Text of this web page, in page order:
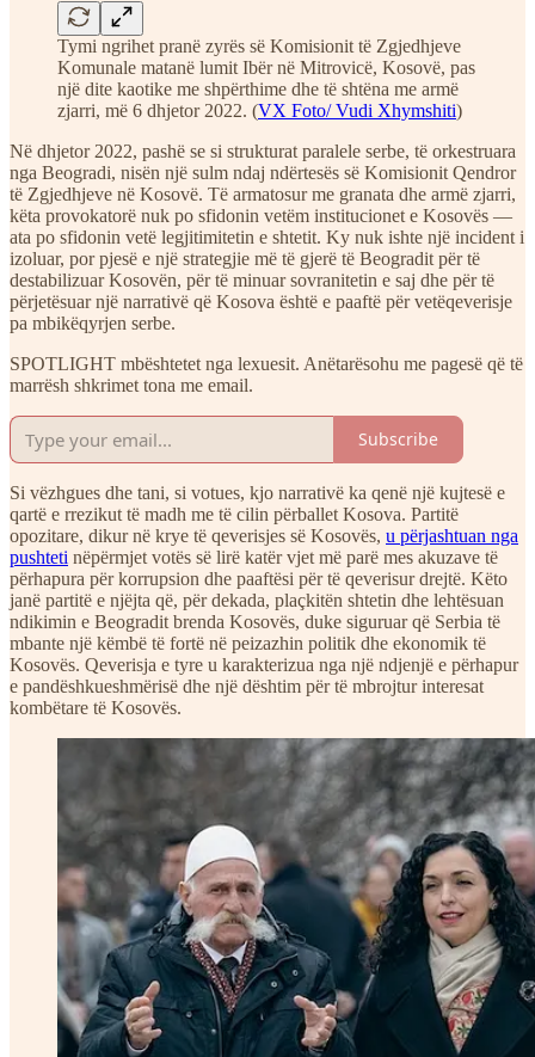
Tymi ngrihet pranë zyrës së Komisionit të Zgjedhjeve
Komunale matanë lumit Ibër në Mitrovicë, Kosovë, pas
një dite kaotike me shpërthime dhe të shtëna me armë
zjarri, më 6 dhjetor 2022. (VX Foto/ Vudi Xhymshiti)
Në dhjetor 2022, pashë se si strukturat paralele serbe, të orkestruara
nga Beogradi, nisën një sulm ndaj ndërtesës së Komisionit Qendror
të Zgjedhjeve në Kosovë. Të armatosur me granata dhe armë zjarri,
këta provokatorë nuk po sfidonin vetëm institucionet e Kosovës —
ata po sfidonin vetë legjitimitetin e shtetit. Ky nuk ishte një incident i
izoluar, por pjesë e një strategjie më të gjerë të Beogradit për të
destabilizuar Kosovën, për të minuar sovranitetin e saj dhe për të
përjetësuar një narrativë që Kosova është e paaftë për vetëqeverisje
pa mbikëqyrjen serbe.
SPOTLIGHT mbështetet nga lexuesit. Anëtarësohu me pagesë që të
marrësh shkrimet tona me email.
Subscribe
Si vëzhgues dhe tani, si votues, kjo narrativë ka qenë një kujtesë e
qartë e rrezikut të madh me të cilin përballet Kosova. Partitë
opozitare, dikur në krye të qeverisjes së Kosovës, u përjashtuan nga
pushteti nëpërmjet votës së lirë katër vjet më parë mes akuzave të
përhapura për korrupsion dhe paaftësi për të qeverisur drejtë. Këto
janë partitë e njëjta që, për dekada, plaçkitën shtetin dhe lehtësuan
ndikimin e Beogradit brenda Kosovës, duke siguruar që Serbia të
mbante një këmbë të fortë në peizazhin politik dhe ekonomik të
Kosovës. Qeverisja e tyre u karakterizua nga një ndjenjë e përhapur
e pandëshkueshmërisë dhe një dështim për të mbrojtur interesat
kombëtare të Kosovës.